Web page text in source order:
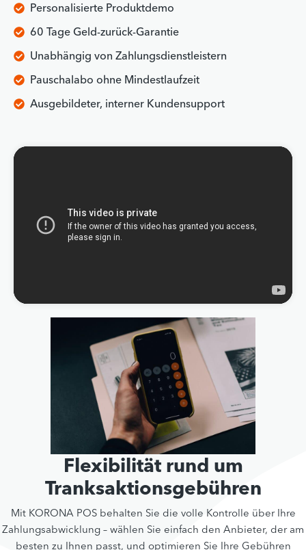
Personalisierte Produktdemo
60 Tage Geld-zurück-Garantie
Unabhängig von Zahlungsdienstleistern
Pauschalabo ohne Mindestlaufzeit
Ausgebildeter, interner Kundensupport
Flexibilität rund um
Tranksaktionsgebühren
Mit KORONA POS behalten Sie die volle Kontrolle über Ihre
Zahlungsabwicklung – wählen Sie einfach den Anbieter, der am
besten zu Ihnen passt, und optimieren Sie Ihre Gebühren